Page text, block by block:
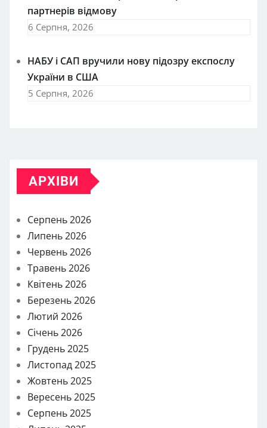
партнерів відмову
6 Серпня, 2026
НАБУ і САП вручили нову підозру експослу
України в США
5 Серпня, 2026
АРХІВИ
Серпень 2026
Липень 2026
Червень 2026
Травень 2026
Квітень 2026
Березень 2026
Лютий 2026
Січень 2026
Грудень 2025
Листопад 2025
Жовтень 2025
Вересень 2025
Серпень 2025